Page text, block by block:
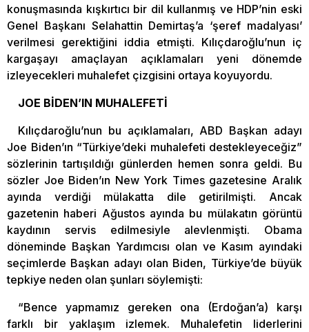
konuşmasında kışkırtıcı bir dil kullanmış ve HDP’nin eski
Genel Başkanı Selahattin Demirtaş’a ‘şeref madalyası’
verilmesi gerektiğini iddia etmişti. Kılıçdaroğlu’nun iç
kargaşayı amaçlayan açıklamaları yeni dönemde
izleyecekleri muhalefet çizgisini ortaya koyuyordu.
JOE BİDEN’IN MUHALEFETİ
Kılıçdaroğlu’nun bu açıklamaları, ABD Başkan adayı
Joe Biden’ın “Türkiye’deki muhalefeti destekleyeceğiz”
sözlerinin tartışıldığı günlerden hemen sonra geldi. Bu
sözler Joe Biden’ın New York Times gazetesine Aralık
ayında verdiği mülakatta dile getirilmişti. Ancak
gazetenin haberi Ağustos ayında bu mülakatın görüntü
kaydının servis edilmesiyle alevlenmişti. Obama
döneminde Başkan Yardımcısı olan ve Kasım ayındaki
seçimlerde Başkan adayı olan Biden, Türkiye’de büyük
tepkiye neden olan şunları söylemişti:
“Bence yapmamız gereken ona (Erdoğan’a) karşı
farklı bir yaklaşım izlemek. Muhalefetin liderlerini